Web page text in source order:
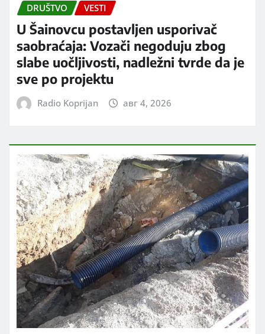
DRUŠTVO VESTI
U Šainovcu postavljen usporivač
saobraćaja: Vozači negoduju zbog
slabe uočljivosti, nadležni tvrde da je
sve po projektu
Radio Koprijan авг 4, 2026